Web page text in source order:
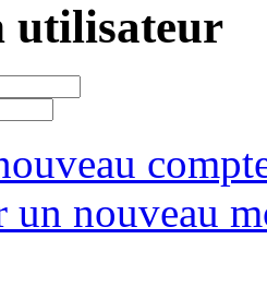
utilisateur
un nouveau